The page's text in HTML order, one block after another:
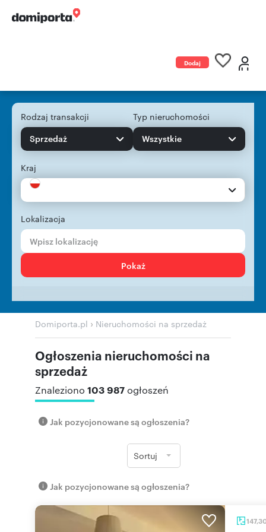
Dodaj
Rodzaj transakcji
Sprzedaż
Typ nieruchomości
Wszystkie
Kraj
Lokalizacja
Pokaż
Domiporta.pl › Nieruchomości na sprzedaż
Ogłoszenia nieruchomości na
sprzedaż
Znaleziono 103 987ogłoszeń
Jak pozycjonowane są ogłoszenia?
Sortuj
Jak pozycjonowane są ogłoszenia?